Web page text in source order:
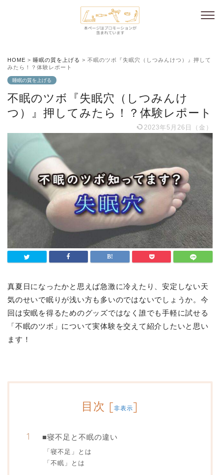
HOME > 睡眠の質を上げる > 不眠のツボ『失眠穴（しつみんけつ）』押して
みたら！？体験レポート
睡眠の質を上げる
不眠のツボ『失眠穴（しつみんけ
つ）』押してみたら！？体験レポート
2023年5月26日（金）
真夏日になったかと思えば急激に冷えたり、安定しない天
気のせいで眠りが浅い方も多いのではないでしょうか。今
回は安眠を得るためのグッズではなく誰でも手軽に試せる
「不眠のツボ」について実体験を交えて紹介したいと思い
ます！
目次 [非表示]
■寝不足と不眠の違い
「寝不足」とは
「不眠」とは